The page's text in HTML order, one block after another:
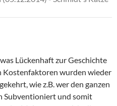
Lückenhaft zur Geschichte
Kostenfaktoren wurden wieder
wie z.B. wer den ganzen
Subventioniert und somit